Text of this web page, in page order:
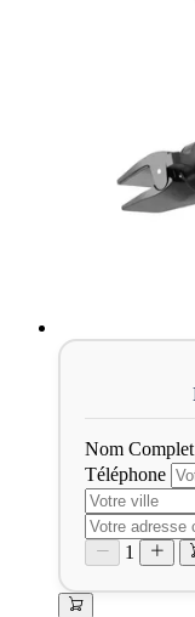
Nom Complet
Téléphone
1